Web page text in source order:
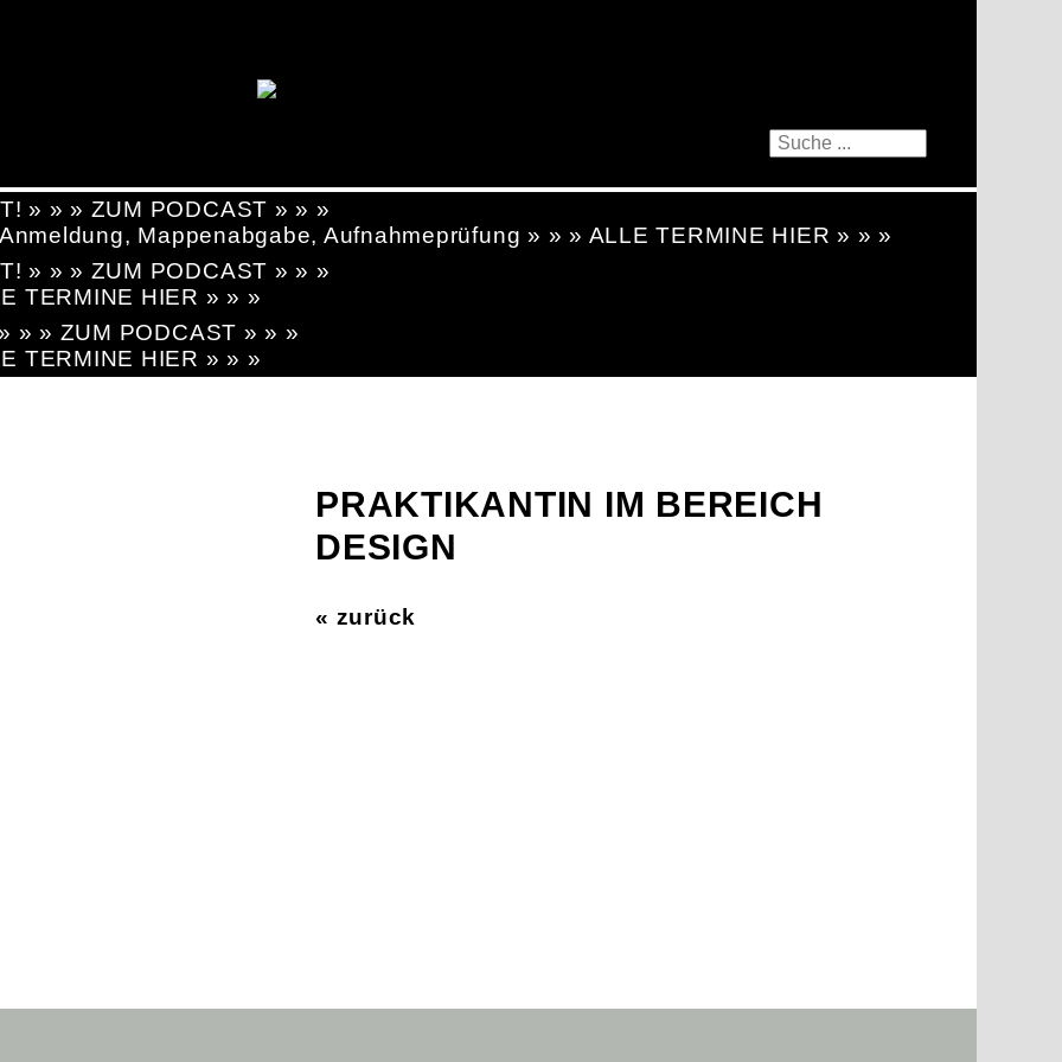
» » » ZUM PODCAST » » »
Mappenabgabe, Aufnahmeprüfung » » » ALLE TERMINE HIER » » »
» » » ZUM PODCAST » » »
TERMINE HIER » » »
» » ZUM PODCAST » » »
TERMINE HIER » » »
PRAKTIKANTIN IM BEREICH
DESIGN
« zurück